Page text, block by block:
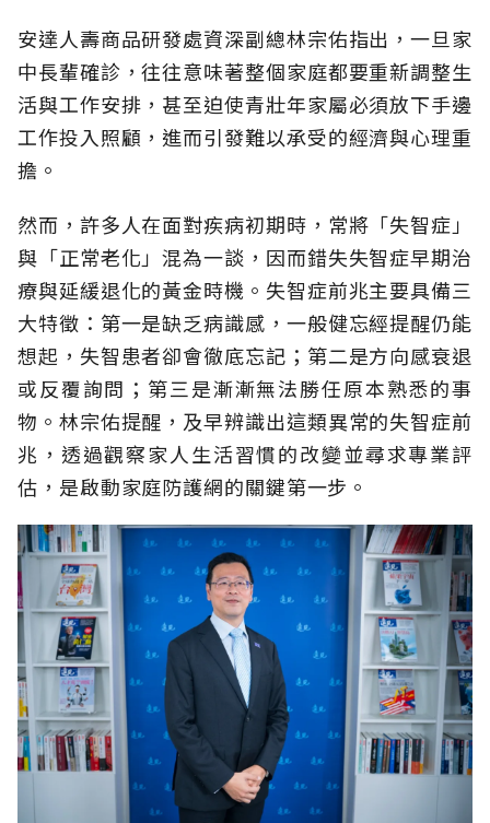
安達人壽商品研發處資深副總林宗佑指出，一旦家
中長輩確診，往往意味著整個家庭都要重新調整生
活與工作安排，甚至迫使青壯年家屬必須放下手邊
工作投入照顧，進而引發難以承受的經濟與心理重
擔。
然而，許多人在面對疾病初期時，常將「失智症」
與「正常老化」混為一談，因而錯失失智症早期治
療與延緩退化的黃金時機。失智症前兆主要具備三
大特徵：第一是缺乏病識感，一般健忘經提醒仍能
想起，失智患者卻會徹底忘記；第二是方向感衰退
或反覆詢問；第三是漸漸無法勝任原本熟悉的事
物。林宗佑提醒，及早辨識出這類異常的失智症前
兆，透過觀察家人生活習慣的改變並尋求專業評
估，是啟動家庭防護網的關鍵第一步。